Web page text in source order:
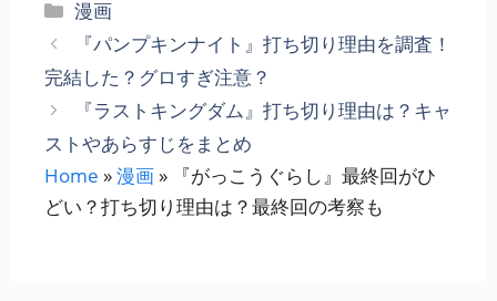
カ
テ
リ
ー
漫画
『パンプキンナイト』打ち切り理由を調査！
完結した？グロすぎ注意？
『ラストキングダム』打ち切り理由は？キャ
ストやあらすじをまとめ
Home »漫画»
『がっこうぐらし』最終回がひ
どい？打ち切り理由は？最終回の考察も